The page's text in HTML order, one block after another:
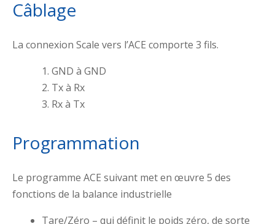
Câblage
La connexion Scale vers l’ACE comporte 3 fils.
GND à GND
Tx à Rx
Rx à Tx
Programmation
Le programme ACE suivant met en œuvre 5 des
fonctions de la balance industrielle
Tare/Zéro – qui définit le poids zéro, de sorte